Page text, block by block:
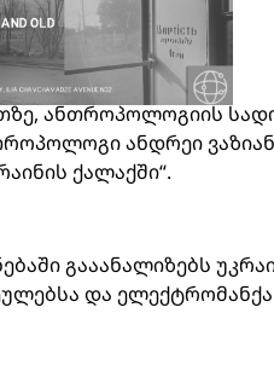
ანთროპოლოგიის
ანდრეი
ქალაქში“.
გააანალიზებს
და